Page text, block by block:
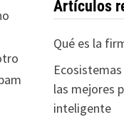
Artículos
Qué es la
las mejores
inteligente